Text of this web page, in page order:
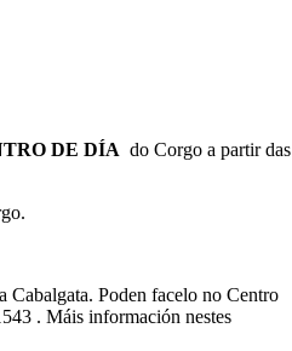
DE DÍA do Corgo a partir das
Cabalgata. Poden facelo no Centro
. Máis información nestes